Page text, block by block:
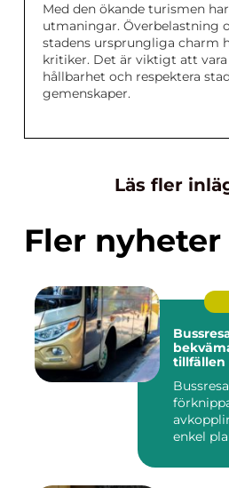
Med den ökande turismen
utmaningar. Överbelastning
stadens ursprungliga charm
kritiker. Det är viktigt att
hållbarhet och respektera
gemenskaper.
Läs fler
Fler nyheter
tillfällen
enkel